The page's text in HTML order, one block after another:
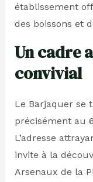
établissement
des boissons et
Un cadre
convivial
Le Barjaquer se
précisément au
L’adresse
invite à la
Arsenaux de la